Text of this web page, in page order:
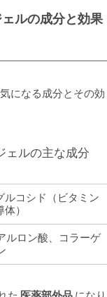
ルの成分と効果
になる成分とその効
ェルの主な成分
ルコシド（ビタミン
）
ルロン酸、コラーゲ